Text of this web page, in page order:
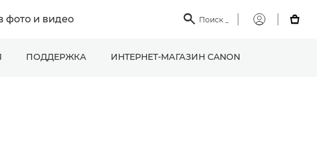
фото и видео  Поиск
Мой

ПОДДЕРЖКА ИНТЕРНЕТ-МАГАЗИН CANON